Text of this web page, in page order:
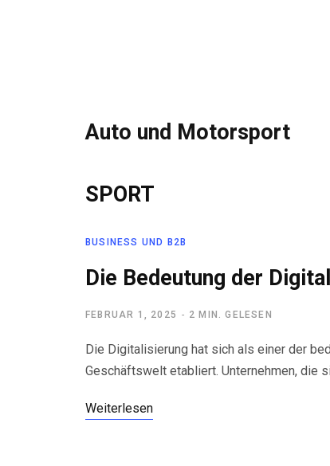
Auto und Motorsport
SPORT
BUSINESS UND B2B
Die Bedeutung der
FEBRUAR 1, 2025 2 MIN. GELESEN
Die Digitalisierung hat sich als einer der
Geschäftswelt etabliert. Unternehmen, die
Weiterlesen